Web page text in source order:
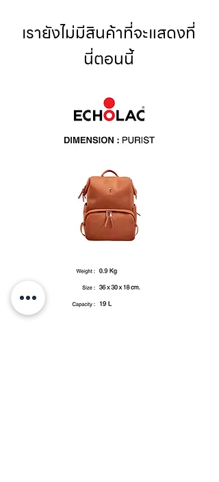
เรายังไม่มีสินค้าที่จะแสดงที่
นี่ตอนนี้